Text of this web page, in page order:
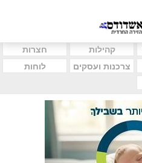
קהילות
חצרות
צרכנות ועסקים
לוחות